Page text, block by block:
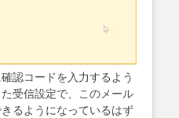
認コードを入力するよう
受信設定で、このメール
るようになっているはず